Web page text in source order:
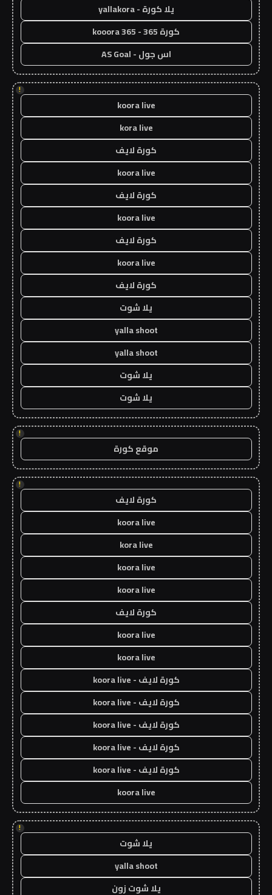
يلا كورة - yallakora
كورة 365 - kooora 365
اس جول - AS Goal
!
koora live
kora live
كورة لايف
koora live
كورة لايف
koora live
كورة لايف
koora live
كورة لايف
يلا شوت
yalla shoot
yalla shoot
يلا شوت
يلا شوت
!
موقع كورة
!
كورة لايف
koora live
kora live
koora live
koora live
كورة لايف
koora live
koora live
كورة لايف - koora live
كورة لايف - koora live
كورة لايف - koora live
كورة لايف - koora live
كورة لايف - koora live
koora live
!
يلا شوت
yalla shoot
يلا شوت زون